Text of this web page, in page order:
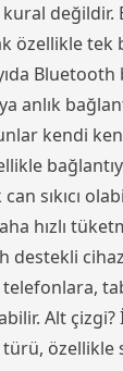
değildir.
özellikle tek
Bluetooth
anlık
kendi
sıkıcı
hızlı
telefonlara,
Alt çizgi?
türü, özellikle